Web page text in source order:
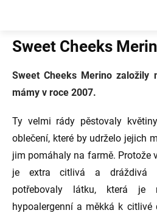
Sweet Cheeks
Sweet Cheeks Merino založily
mámy v roce 2007.
Ty velmi rády pěstovaly
oblečení, které by udrželo jejich
jim pomáhaly na farmě. Protože
je extra citlivá a dráždivá
potřebovaly látku, která je
hypoalergenní a měkká k citlivé